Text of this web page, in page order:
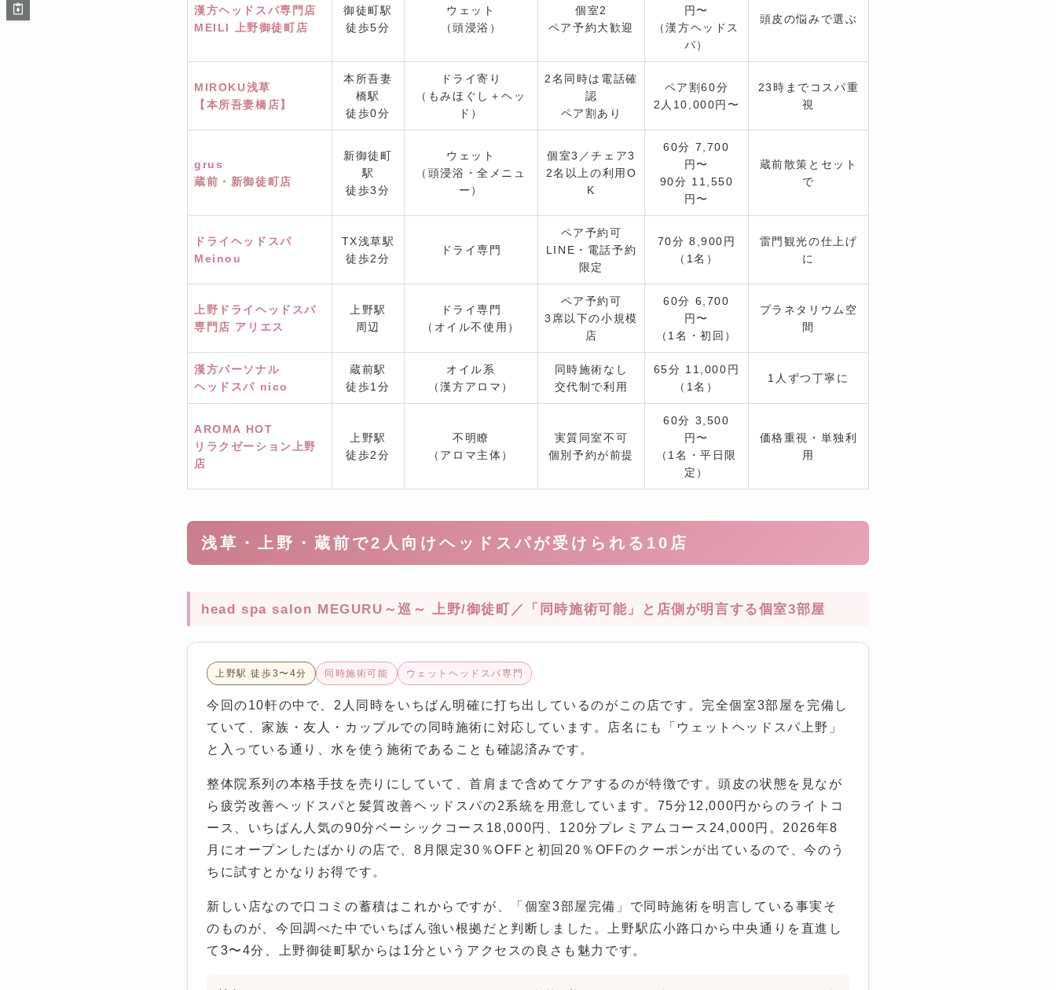
漢方ヘッドスパ専門店
MEILI 上野御徒町店
御徒町駅
徒歩5分
ウェット
（頭浸浴）
個室2
ペア予約大歓迎
円〜
（漢方ヘッドス
パ）
頭皮の悩みで選ぶ
MIROKU浅草
【本所吾妻橋店】
本所吾妻
橋駅
徒歩0分
ドライ寄り
（もみほぐし＋ヘッ
ド）
2名同時は電話確
認
ペア割あり
ペア割60分
2人10,000円〜
23時までコスパ重
視
grus
蔵前・新御徒町店
新御徒町
駅
徒歩3分
ウェット
（頭浸浴・全メニュ
ー）
個室3／チェア3
2名以上の利用O
K
60分 7,700
円〜
90分 11,550
円〜
蔵前散策とセット
で
ドライヘッドスパ
Meinou
TX浅草駅
徒歩2分
ドライ専門
ペア予約可
LINE・電話予約
限定
70分 8,900円
（1名）
雷門観光の仕上げ
に
上野ドライヘッドスパ
専門店 アリエス
上野駅
周辺
ドライ専門
（オイル不使用）
ペア予約可
3席以下の小規模
店
60分 6,700
円〜
（1名・初回）
プラネタリウム空
間
漢方パーソナル
ヘッドスパ nico
蔵前駅
徒歩1分
オイル系
（漢方アロマ）
同時施術なし
交代制で利用
65分 11,000円
（1名）
1人ずつ丁寧に
AROMA HOT
リラクゼーション上野
店
上野駅
徒歩2分
不明瞭
（アロマ主体）
実質同室不可
個別予約が前提
60分 3,500
円〜
（1名・平日限
定）
価格重視・単独利
用
浅草・上野・蔵前で2人向けヘッドスパが受けられる10店
head spa salon MEGURU～巡～ 上野/御徒町／「同時施術可能」と店側が明言する個室3部屋
上野駅 徒歩3〜4分 同時施術可能 ウェットヘッドスパ専門
今回の10軒の中で、2人同時をいちばん明確に打ち出しているのがこの店です。完全個室3部屋を完備し
ていて、家族・友人・カップルでの同時施術に対応しています。店名にも「ウェットヘッドスパ上野」
と入っている通り、水を使う施術であることも確認済みです。
整体院系列の本格手技を売りにしていて、首肩まで含めてケアするのが特徴です。頭皮の状態を見なが
ら疲労改善ヘッドスパと髪質改善ヘッドスパの2系統を用意しています。75分12,000円からのライトコ
ース、いちばん人気の90分ベーシックコース18,000円、120分プレミアムコース24,000円。2026年8
月にオープンしたばかりの店で、8月限定30％OFFと初回20％OFFのクーポンが出ているので、今のう
ちに試すとかなりお得です。
新しい店なので口コミの蓄積はこれからですが、「個室3部屋完備」で同時施術を明言している事実そ
のものが、今回調べた中でいちばん強い根拠だと判断しました。上野駅広小路口から中央通りを直進し
て3〜4分、上野御徒町駅からは1分というアクセスの良さも魅力です。